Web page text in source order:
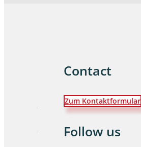
Contact
Zum Kontaktformular
Follow us